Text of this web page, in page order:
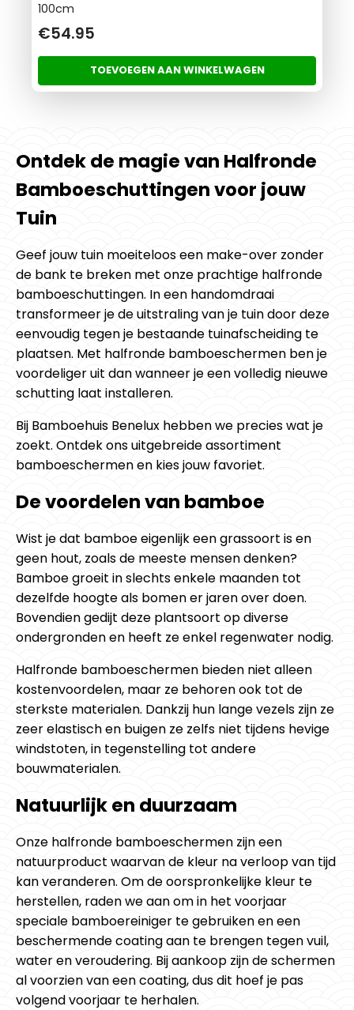
100cm
€54.95
TOEVOEGEN AAN WINKELWAGEN
Ontdek de magie van Halfronde
Bamboeschuttingen voor jouw
Tuin
Geef jouw tuin moeiteloos een make-over zonder
de bank te breken met onze prachtige halfronde
bamboeschuttingen. In een handomdraai
transformeer je de uitstraling van je tuin door deze
eenvoudig tegen je bestaande tuinafscheiding te
plaatsen. Met halfronde bamboeschermen ben je
voordeliger uit dan wanneer je een volledig nieuwe
schutting laat installeren.
Bij Bamboehuis Benelux hebben we precies wat je
zoekt. Ontdek ons uitgebreide assortiment
bamboeschermen en kies jouw favoriet.
De voordelen van bamboe
Wist je dat bamboe eigenlijk een grassoort is en
geen hout, zoals de meeste mensen denken?
Bamboe groeit in slechts enkele maanden tot
dezelfde hoogte als bomen er jaren over doen.
Bovendien gedijt deze plantsoort op diverse
ondergronden en heeft ze enkel regenwater nodig.
Halfronde bamboeschermen bieden niet alleen
kostenvoordelen, maar ze behoren ook tot de
sterkste materialen. Dankzij hun lange vezels zijn ze
zeer elastisch en buigen ze zelfs niet tijdens hevige
windstoten, in tegenstelling tot andere
bouwmaterialen.
Natuurlijk en duurzaam
Onze halfronde bamboeschermen zijn een
natuurproduct waarvan de kleur na verloop van tijd
kan veranderen. Om de oorspronkelijke kleur te
herstellen, raden we aan om in het voorjaar
speciale bamboereiniger te gebruiken en een
beschermende coating aan te brengen tegen vuil,
water en veroudering. Bij aankoop zijn de schermen
al voorzien van een coating, dus dit hoef je pas
volgend voorjaar te herhalen.